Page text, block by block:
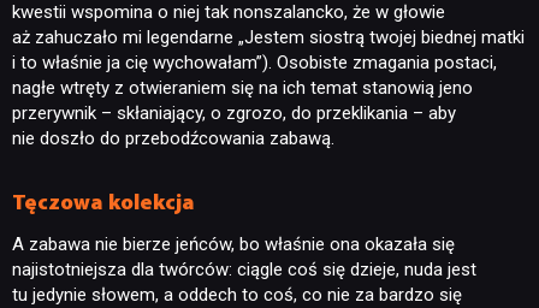
kwestii wspomina o niej tak nonszalancko, że w głowie
aż zahuczało mi legendarne „Jestem siostrą twojej biednej matki
i to właśnie ja cię wychowałam”). Osobiste zmagania postaci,
nagłe wtręty z otwieraniem się na ich temat stanowią jeno
przerywnik – skłaniający, o zgrozo, do przeklikania – aby
nie doszło do przebodźcowania zabawą.
Tęczowa kolekcja
A zabawa nie bierze jeńców, bo właśnie ona okazała się
najistotniejsza dla twórców: ciągle coś się dzieje, nuda jest
tu jedynie słowem, a oddech to coś, co nie za bardzo się